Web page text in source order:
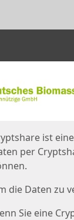
ist
per
die Daten zu
Sie eine